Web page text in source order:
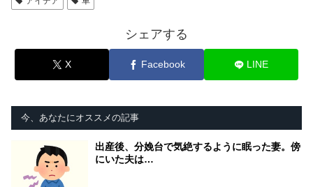
シェアする
X Facebook LINE
今、あなたにオススメの記事
出産後、分娩台で気絶するように眠った妻。傍
にいた夫は…